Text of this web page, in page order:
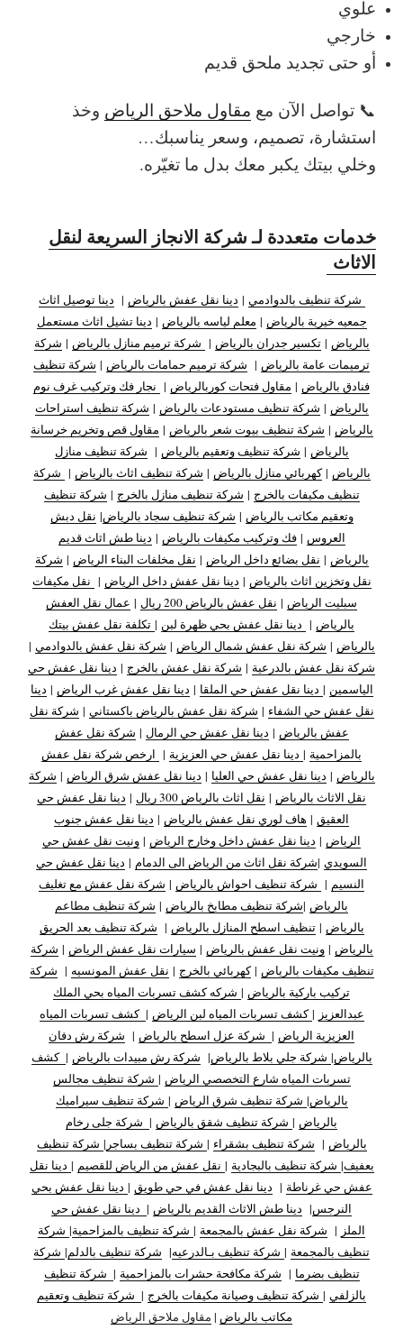
علوي
خارجي
أو حتى تجديد ملحق قديم
📞 تواصل الآن مع مقاول ملاحق الرياض وخذ
استشارة، تصميم، وسعر يناسبك…
وخلي بيتك يكبر معك بدل ما تغيّره.
خدمات متعددة لـ شركة الانجاز السريعة لنقل
الاثاث
شركة تنظيف بالدوادمي | دينا نقل عفش بالرياض | دينا توصيل اثاث
جمعيه خيرية بالرياض | معلم لياسه بالرياض | دينا تشيل اثاث مستعمل
بالرياض |تكسير جدران بالرياض | شركة ترميم منازل بالرياض | شركة
ترميمات عامة بالرياض | شركة ترميم حمامات بالرياض | شركة تنظيف
فنادق بالرياض | مقاول فتحات كوربالرياض | نجار فك وتركيب غرف نوم
بالرياض | شركة تنظيف مستودعات بالرياض | شركة تنظيف استراحات
بالرياض | شركة تنظيف بيوت شعر بالرياض | مقاول قص وتخريم خرسانة
بالرياض | شركة تنظيف وتعقيم بالرياض | شركة تنظيف منازل
بالرياض |كهربائي منازل بالرياض | شركة تنظيف اثاث بالرياض | شركة
تنظيف مكيفات بالخرج | شركة تنظيف منازل بالخرج | شركة تنظيف
وتعقيم مكاتب بالرياض | شركة تنظيف سجاد بالرياض| نقل دبش
العروس |فك وتركيب مكيفات بالرياض | دينا طش اثاث قديم
بالرياض | نقل بضائع داخل الرياض | نقل مخلفات البناء الرياض | شركة
نقل وتخزين اثاث بالرياض | دينا نقل عفش داخل الرياض | نقل مكيفات
سبليت الرياض | نقل عفش بالرياض 200 ريال | عمال نقل العفش
بالرياض | دينا نقل عفش بحي ظهرة لبن | تكلفة نقل عفش بيتك
بالرياض | شركة نقل عفش شمال الرياض | شركة نقل عفش بالدوادمي |
شركة نقل عفش بالدرعية | شركة نقل عفش بالخرج | دينا نقل عفش حي
الياسمين | دينا نقل عفش حي الملقا | دينا نقل عفش غرب الرياض | دينا
نقل عفش حي الشفاء | شركة نقل عفش بالرياض باكستاني | شركة نقل
عفش بالرياض | دينا نقل عفش حي الرمال | شركة نقل عفش
بالمزاحمية | دينا نقل عفش حي العزيزية | ارخص شركة نقل عفش
بالرياض | دينا نقل عفش حي العليا | دينا نقل عفش شرق الرياض | شركة
نقل الاثاث بالرياض | نقل اثاث بالرياض 300 ريال | دينا نقل عفش حي
العقيق | هاف لوري نقل عفش بالرياض | دينا نقل عفش جنوب
الرياض | دينا نقل عفش داخل وخارج الرياض | ونيت نقل عفش حي
السويدي |شركة نقل اثاث من الرياض الى الدمام | دينا نقل عفش حي
النسيم | شركة تنظيف احواش بالرياض | شركة نقل عفش مع تغليف
بالرياض |شركة تنظيف مطابخ بالرياض | شركة تنظيف مطاعم
بالرياض |تنظيف اسطح المنازل بالرياض | شركة تنظيف بعد الحريق
بالرياض |ونيت نقل عفش بالرياض | سيارات نقل عفش الرياض | شركة
تنظيف مكيفات بالرياض |كهربائي بالخرج | نقل عفش المونسيه | شركة
تركيب باركية بالرياض | شركه كشف تسربات المياه بحي الملك
عبدالعزيز |كشف تسربات المياه لبن الرياض | كشف تسربات المياه
العزيزية الرياض | شركة عزل اسطح بالرياض | شركة رش دفان
بالرياض| شركة جلي بلاط بالرياض| شركة رش مبيدات بالرياض | كشف
تسربات المياه شارع التخصصي الرياض | شركة تنظيف مجالس
بالرياض| شركة تنظيف شرق الرياض | شركة تنظيف سيراميك
بالرياض | شركة تنظيف شقق بالرياض | شركة جلى رخام
بالرياض | شركة تنظيف بشقراء | شركة تنظيف بساجر | شركة تنظيف
بعفيف| شركة تنظيف بالبجادية | نقل عفش من الرياض للقصيم | دينا نقل
عفش حي غرناطة | دينا نقل عفش في حي طويق | دينا نقل عفش بحي
النرجس| دينا طش الاثاث القديم بالرياض | دينا نقل عفش حي
الملز | شركة نقل عفش بالمجمعة | شركة تنظيف بالمزاحمية| شركة
تنظيف بالمجمعة | شركة تنظيف بـالدرعيه| شركة تنظيف بالدلم| شركة
تنظيف بضرما | شركة مكافحة حشرات بالمزاحمية | شركة تنظيف
بالزلفي | شركة تنظيف وصيانة مكيفات بالخرج | شركة تنظيف وتعقيم
مكاتب بالرياض | مقاول ملاحق الرياض